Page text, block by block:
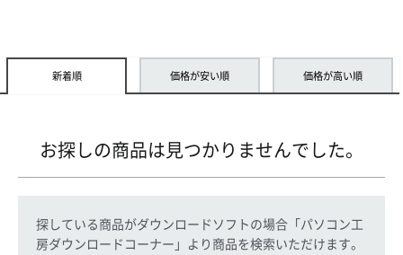
新着順 価格が安い順 価格が高い順
お探しの商品は見つかりませんでした。
探している商品がダウンロードソフトの場合「パソコン工
房ダウンロードコーナー」より商品を検索いただけます。